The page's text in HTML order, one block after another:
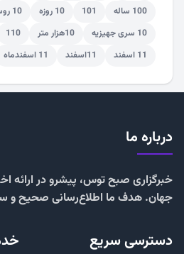
100 ساله
101 10 روزه 10 روستا
10 سری جهیزیه
10هزار متر 110
11 اسفند
11اسفند 11 اسفندماه
درباره ما
خبرگزاری صبح توس، پیشرو در ارائه
جهان. هدف ما اطلاع‌رسانی صحیح و
دسترسی سریع